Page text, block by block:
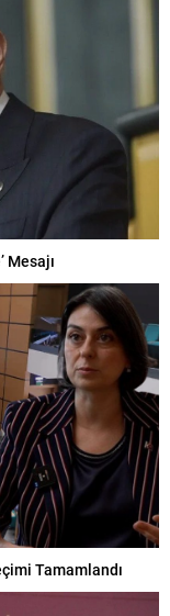
Mesajı
Tamamlandı